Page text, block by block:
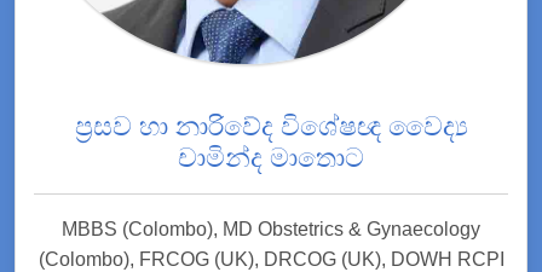
ප්‍රසව හා නාරිවේද විශේෂඥ වෛද්‍ය
චාමින්ද මාතොට
MBBS (Colombo), MD Obstetrics & Gynaecology
(Colombo), FRCOG (UK), DRCOG (UK), DOWH RCPI